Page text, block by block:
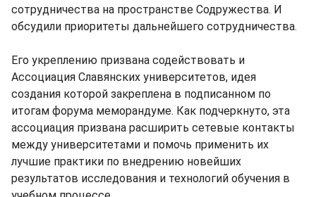
сотрудничества на пространстве Содружества. И
обсудили приоритеты дальнейшего сотрудничества.
Его укреплению призвана содействовать и
Ассоциация Славянских университетов, идея
создания которой закреплена в подписанном по
итогам форума меморандуме. Как подчеркнуто, эта
ассоциация призвана расширить сетевые контакты
между университетами и помочь применить их
лучшие практики по внедрению новейших
результатов исследования и технологий обучения в